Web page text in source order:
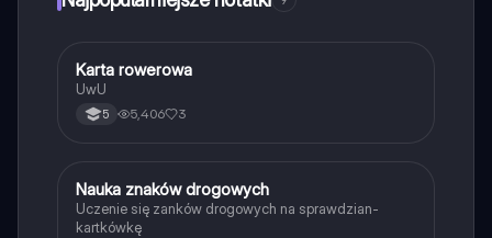
KTechnika
Karta rowerowa
UwU
5 5,406 3
NTechnika
Nauka znaków drogowych
Uczenie się zanków drogowych na sprawdzian-
kartkówkę